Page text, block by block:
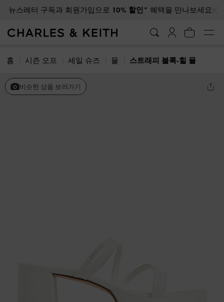
뉴스레터 구독과 회원가입으로 10% 할인* 혜택을 만나보세요.
홈 시즌 오프 세일 슈즈 뮬 스트래피 블록-힐 뮬
비슷한 상품 보러가기